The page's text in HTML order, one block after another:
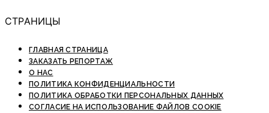
СТРАНИЦЫ
ГЛАВНАЯ СТРАНИЦА
ЗАКАЗАТЬ РЕПОРТАЖ
О НАС
ПОЛИТИКА КОНФИДЕНЦИАЛЬНОСТИ
ПОЛИТИКА ОБРАБОТКИ ПЕРСОНАЛЬНЫХ ДАННЫХ
СОГЛАСИЕ НА ИСПОЛЬЗОВАНИЕ ФАЙЛОВ COOKIE